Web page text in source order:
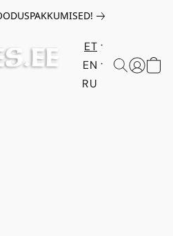
ET
EN
RU